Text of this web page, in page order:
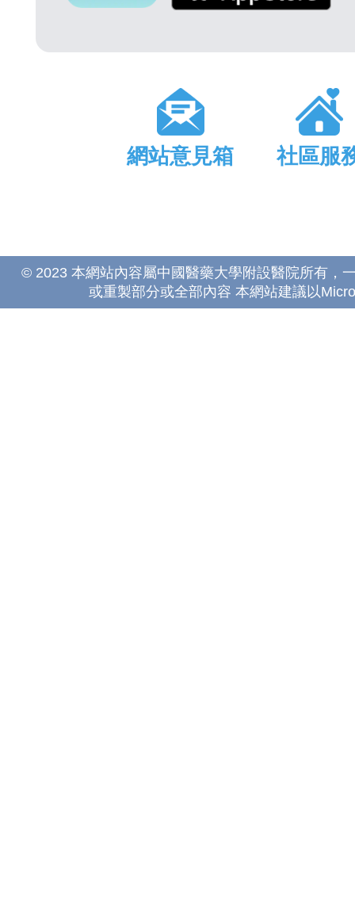
網站意見箱 社區服
© 2023 本網站內容屬中國醫藥大學附設醫院所有，
或重製部分或全部內容 本網站建議以